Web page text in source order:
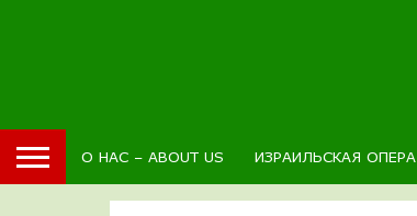
О НАС – ABOUT US ИЗРАИЛЬСКАЯ ОПЕРА